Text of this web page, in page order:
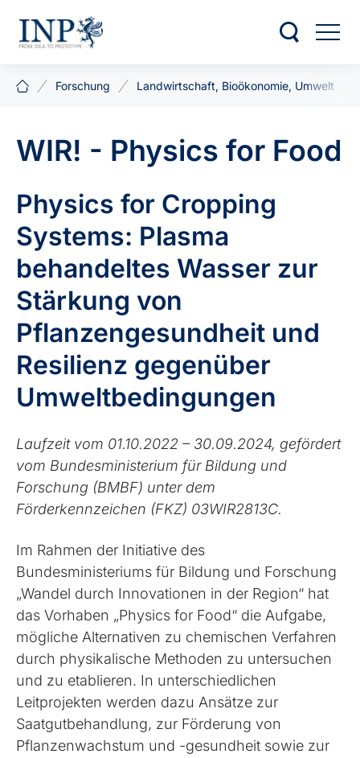
Forschung Landwirtschaft, Bioökonomie, Umwelt
WIR! - Physics for Food
Physics for Cropping
Systems: Plasma
behandeltes Wasser zur
Stärkung von
Pflanzengesundheit und
Resilienz gegenüber
Umweltbedingungen
Laufzeit vom 01.10.2022 – 30.09.2024, gefördert
vom Bundesministerium für Bildung und
Forschung (BMBF) unter dem
Förderkennzeichen (FKZ) 03WIR2813C.
Im Rahmen der Initiative des
Bundesministeriums für Bildung und Forschung
„Wandel durch Innovationen in der Region“ hat
das Vorhaben „Physics for Food“ die Aufgabe,
mögliche Alternativen zu chemischen Verfahren
durch physikalische Methoden zu untersuchen
und zu etablieren. In unterschiedlichen
Leitprojekten werden dazu Ansätze zur
Saatgutbehandlung, zur Förderung von
Pflanzenwachstum und -gesundheit sowie zur